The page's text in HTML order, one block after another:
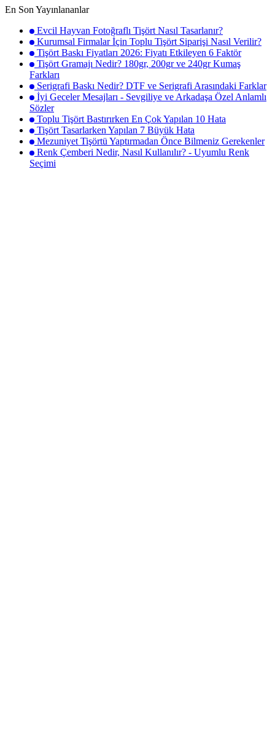
En Son Yayınlananlar
Evcil Hayvan Fotoğraflı Tişört Nasıl Tasarlanır?
Kurumsal Firmalar İçin Toplu Tişört Siparişi Nasıl Verilir?
Tişört Baskı Fiyatları 2026: Fiyatı Etkileyen 6 Faktör
Tişört Gramajı Nedir? 180gr, 200gr ve 240gr Kumaş
Farkları
Serigrafi Baskı Nedir? DTF ve Serigrafi Arasındaki Farklar
İyi Geceler Mesajları - Sevgiliye ve Arkadaşa Özel Anlamlı
Sözler
Toplu Tişört Bastırırken En Çok Yapılan 10 Hata
Tişört Tasarlarken Yapılan 7 Büyük Hata
Mezuniyet Tişörtü Yaptırmadan Önce Bilmeniz Gerekenler
Renk Çemberi Nedir, Nasıl Kullanılır? - Uyumlu Renk
Seçimi